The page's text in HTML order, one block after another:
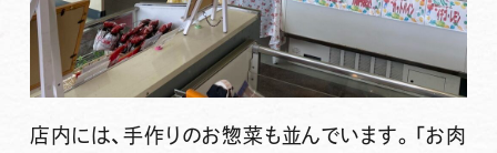
店内には、手作りのお惣菜も並んでいます。「お肉